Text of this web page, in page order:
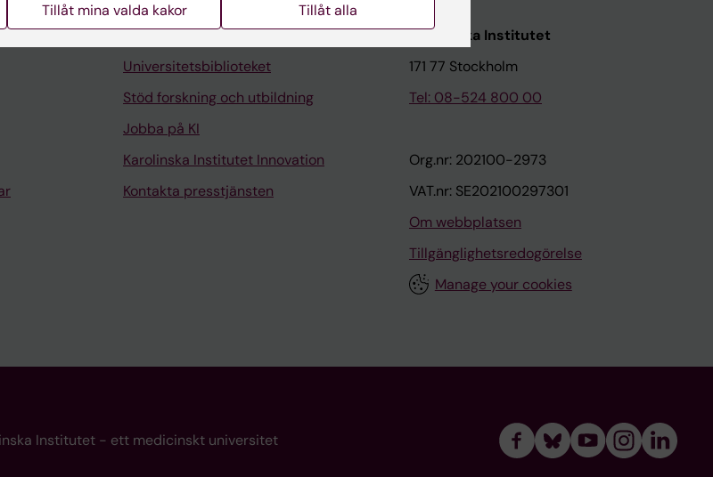
Kontakta och besök KI
Universitetsbiblioteket
Stöd forskning och utbildning
Jobba på KI
Karolinska Institutet Innovation
Kontakta presstjänsten
Karolinska Institutet
171 77 Stockholm
Tel: 08-524 800 00
Org.nr: 202100-2973
VAT.nr: SE202100297301
Om webbplatsen
Tillgänglighetsredogörelse
Manage your cookies
Institutet - ett medicinskt universitet
Tillåt mina valda kakor Tillåt alla